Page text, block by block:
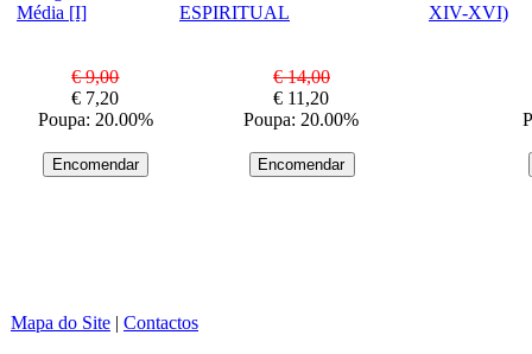
€ 9,00
€ 7,20
Poupa: 20.00%
€ 14,00
€ 11,20
Poupa: 20.00%
Mapa do Site | Contactos